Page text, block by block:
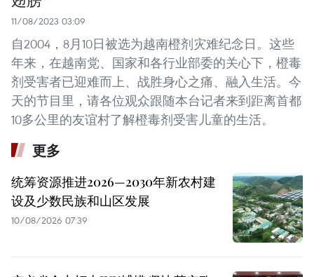
11/08/2023 03:09
自2004，8月10日被选为越南橙剂灾难纪念日。这些
年来，在越南党、国家和各行业部委的关心下，橙毒
剂受害者已迎难而上、战胜身心之痛、融入生活。今
天的节目里，请各位观众跟随本台记者来到距离首都
10多公里的友谊村了解橙毒剂受害儿童的生活。
更多
统筹资源推进2026—2030年新农村建
设及少数民族和山区发展
10/08/2026 07:39